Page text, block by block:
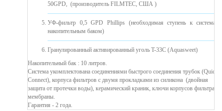
50GPD, (производитель FILMTEC, США )
УФ-фильтр 0,5 GPD Phillips (необходимая ступень к системам
накопительным баком)
Гранулированный активированный уголь T-33C (Aquasweet)
Накопительный бак : 10 литров.
Система укомплектована соединениями быстрого соединения трубок (Quick
Connect), корпуса фильтров с двумя прокладками из силикона ​​(двойная
защита от протечки воды), керамический краник, ключи корпусов фильтра и
мембраны.
Гарантия - 2 года.